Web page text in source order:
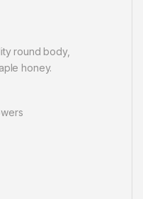
round body,
honey.